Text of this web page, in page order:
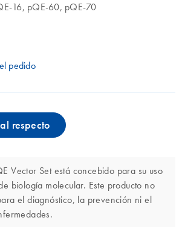
16, pQE-60, pQE-70
pedido
respecto
Vector Set está concebido para su uso
biología molecular. Este producto no
el diagnóstico, la prevención ni el